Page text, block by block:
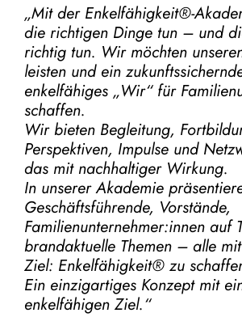
„Mit der Enkelfähigkeit®-
die richtigen Dinge tun – und
richtig tun. Wir möchten
leisten und ein
enkelfähiges „Wir“ für
schaffen.
Wir bieten Begleitung,
Perspektiven, Impulse und
das mit nachhaltiger Wirkung.
In unserer Akademie
Geschäftsführende, Vorstände,
Familienunternehmer:innen auf
brandaktuelle Themen – alle
Ziel: Enkelfähigkeit® zu
Ein einzigartiges Konzept mit
enkelfähigen Ziel.“